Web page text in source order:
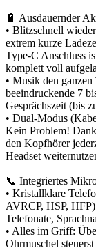
🔋 Ausdauernder
• Blitzschnell
extrem kurze
Type-C Anschluss
komplett voll
• Musik den
beeindruckende 7
Gesprächszeit (bis
• Dual-Modus
Kein Problem!
den Kopfhörer
Headset
📞 Integriertes
• Kristallklare
AVRCP, HSP,
Telefonate,
• Alles im Griff:
Ohrmuschel